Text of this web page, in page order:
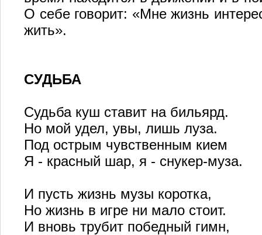
О себе говорит: «Мне жизнь
жить».
СУДЬБА
Судьба куш ставит на бильярд.
Но мой удел, увы, лишь луза.
Под острым чувственным кием
Я - красный шар, я - снукер-муза.
И пусть жизнь музы коротка,
Но жизнь в игре ни мало стоит.
И вновь трубит победный гимн,